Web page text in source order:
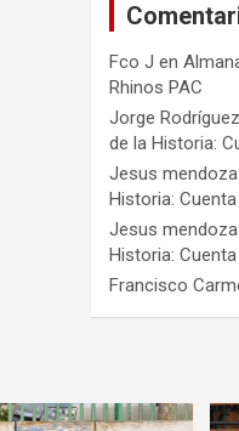
Fco J en
Rhinos PAC
Jorge
de la Historia:
Jesus mendoza
Historia:
Jesus mendoza
Historia:
Francisco